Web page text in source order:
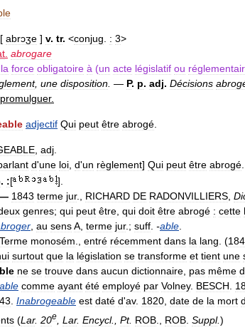
abrɔʒe ] v. tr. <conjug : 3>
abrogare
la force obligatoire à (un acte législatif ou
, une disposition — P. p. adj. Décisions
promulguer.
adjectif Qui peut être abrogé
adj
d'une loi d'un règlement] Qui peut être abrogé
. :[
].
1843 terme jur., RICHARD DE RADONVILLIERS
genres; qui peut être qui doit être abrogé : cette
au sensA terme jur.; suff -able
Terme monosém entré récemment dans la lang . (
surtout que la législation se transforme et tient une
ne se trouve dans aucun dictionnaire pas même
comme ayant été employé par Volney. BESCH
Inabrogeable est daté d'av. 1820 date de la mort
(Lar. 20e Lar. Encycl., Pt. ROB ROB Suppl.)